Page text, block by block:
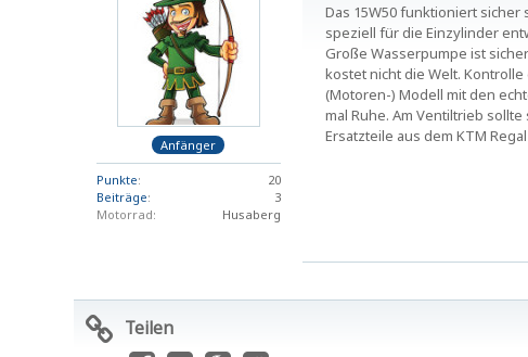
Anfänger
Punkte
20
Beiträge
3
Motorrad
Husaberg
Das 15W50 funktioniert sicher
speziell für die Einzylinder
Große Wasserpumpe ist
kostet nicht die Welt.
(Motoren-) Modell mit den
mal Ruhe. Am Ventiltrieb
Ersatzteile aus dem KTM
Teilen